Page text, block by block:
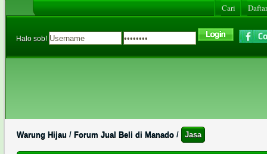
Cari
Halo sob!
Warung Hijau / Forum Jual Beli di Manado / Jasa